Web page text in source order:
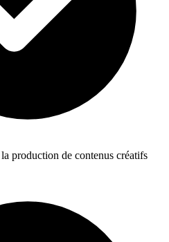
production de contenus créatifs